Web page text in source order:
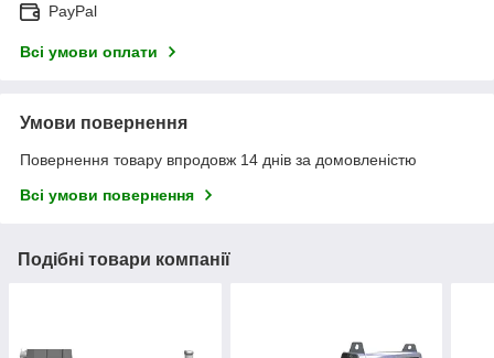
PayPal
Всі умови оплати
Умови повернення
Повернення товару впродовж 14 днів за домовленістю
Всі умови повернення
Подібні товари компанії